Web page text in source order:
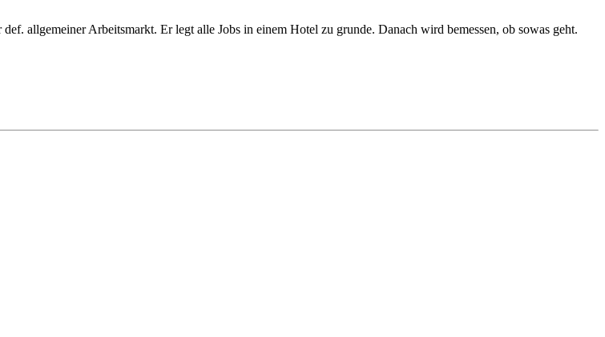
allgemeiner Arbeitsmarkt. Er legt alle Jobs in einem Hotel zu grunde. Danach wird bemessen, ob sowas geht.